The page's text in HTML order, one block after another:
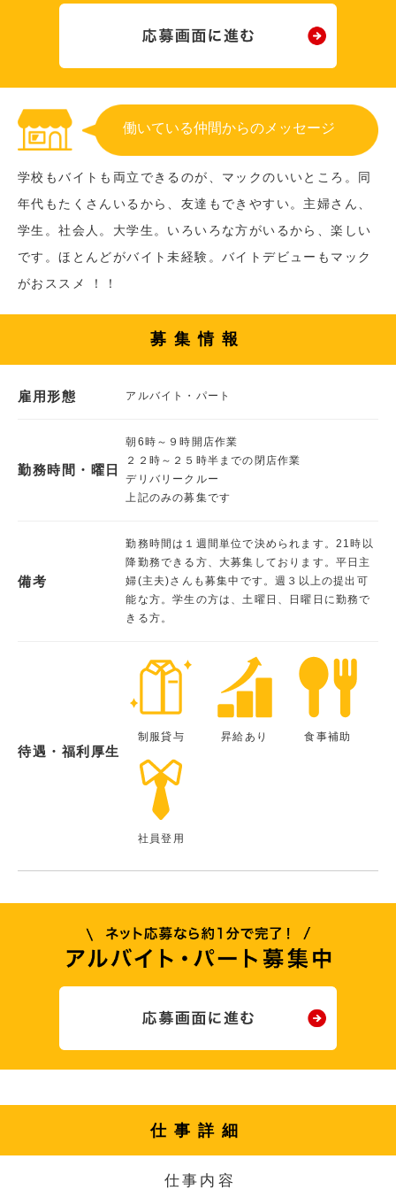
働いている仲間からのメッセージ
学校もバイトも両立できるのが、マックのいいところ。同
年代もたくさんいるから、友達もできやすい。主婦さん、
学生。社会人。大学生。いろいろな方がいるから、楽しい
です。ほとんどがバイト未経験。バイトデビューもマック
がおススメ ！！
募集情報
雇用形態 アルバイト・パート
勤務時間・曜日
朝6時～９時開店作業
２２時～２５時半までの閉店作業
デリバリークルー
上記のみの募集です
備考
勤務時間は１週間単位で決められます。21時以
降勤務できる方、大募集しております。平日主
婦(主夫)さんも募集中です。週３以上の提出可
能な方。学生の方は、土曜日、日曜日に勤務で
きる方。
待遇・福利厚生
制服貸与 昇給あり 食事補助
社員登用
仕事詳細
仕事内容